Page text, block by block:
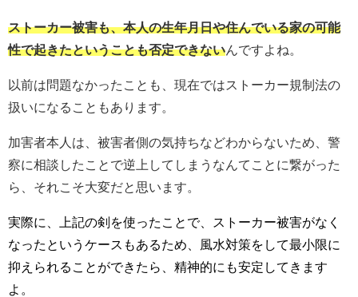
ストーカー被害も、本人の生年月日や住んでいる家の可能
性で起きたということも否定できないんですよね。
以前は問題なかったことも、現在ではストーカー規制法の
扱いになることもあります。
加害者本人は、被害者側の気持ちなどわからないため、警
察に相談したことで逆上してしまうなんてことに繋がった
ら、それこそ大変だと思います。
実際に、上記の剣を使ったことで、ストーカー被害がなく
なったというケースもあるため、風水対策をして最小限に
抑えられることができたら、精神的にも安定してきます
よ。